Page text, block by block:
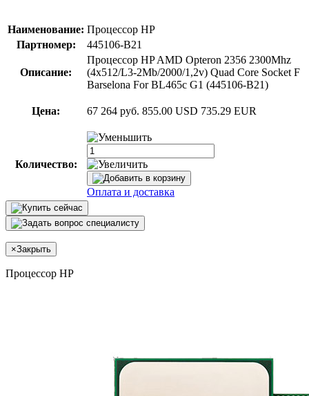
Наименование: Процессор HP
Партномер:
445106-B21
Описание:
Процессор HP AMD Opteron 2356 2300Mhz
(4x512/L3-2Mb/2000/1,2v) Quad Core Socket F
Barselona For BL465c G1 (445106-B21)
Цена: 67 264 руб. 855.00 USD 735.29 EUR
Количество:
Оплата и доставка
×Закрыть
Процессор HP